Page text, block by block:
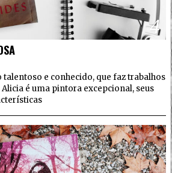
4
e conhecido, que faz trabalhos
é uma pintora excepcional, seus